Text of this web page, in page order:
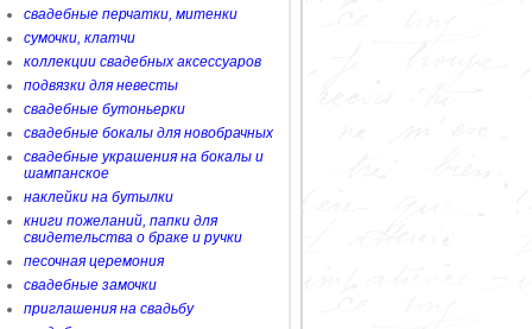
свадебные перчатки, митенки
сумочки, клатчи
коллекции свадебных аксессуаров
подвязки для невесты
свадебные бутоньерки
свадебные бокалы для новобрачных
свадебные украшения на бокалы и
шампанское
наклейки на бутылки
книги пожеланий, папки для
свидетельства о браке и ручки
песочная церемония
свадебные замочки
приглашения на свадьбу